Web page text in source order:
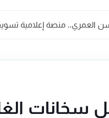
العمري.. منصة إعلامية